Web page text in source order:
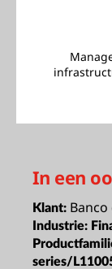
In een
Klant:
Industrie:
series/